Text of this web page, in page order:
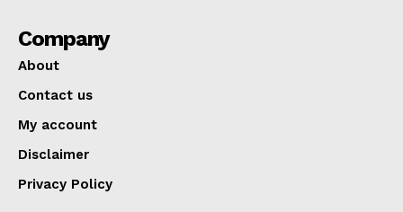
Company
About
Contact us
My account
Disclaimer
Privacy Policy